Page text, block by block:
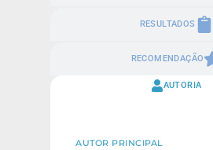
RESULTADOS
RECOMENDAÇÃO
AUTORIA
AUTOR PRINCIPAL